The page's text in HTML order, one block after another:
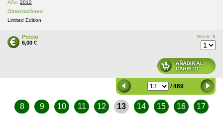
Año: 2012
Observaciónes:
Limited Edition
Precio
6,00 €
Stock: 1
/ 469
8 9 10 11 12 13 14 15 16 17